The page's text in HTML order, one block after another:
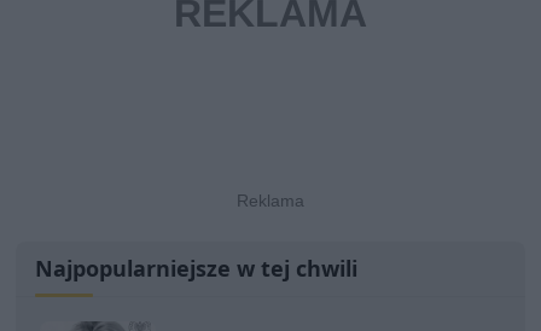
Najpopularniejsze w tej chwili